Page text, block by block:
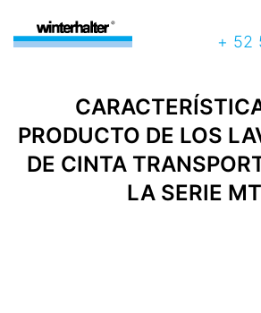
+ 52
PRODUCTO DE LOS
DE CINTA
LA SERIE